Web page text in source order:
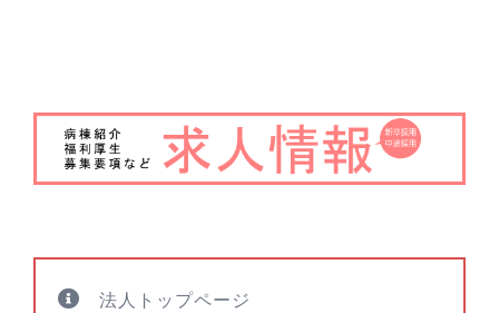
シ
法人トップページ